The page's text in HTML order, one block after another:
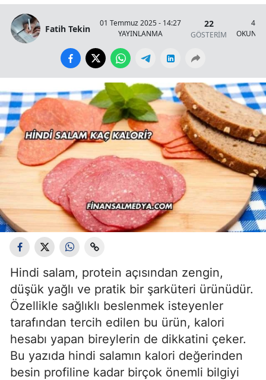
Fatih Tekin
01 Temmuz 2025 - 14:27
YAYINLANMA
22
GÖSTERİM
4
Hindi salam, protein açısından zengin,
düşük yağlı ve pratik bir şarküteri ürünüdür.
Özellikle sağlıklı beslenmek isteyenler
tarafından tercih edilen bu ürün, kalori
hesabı yapan bireylerin de dikkatini çeker.
Bu yazıda hindi salamın kalori değerinden
besin profiline kadar birçok önemli bilgiyi